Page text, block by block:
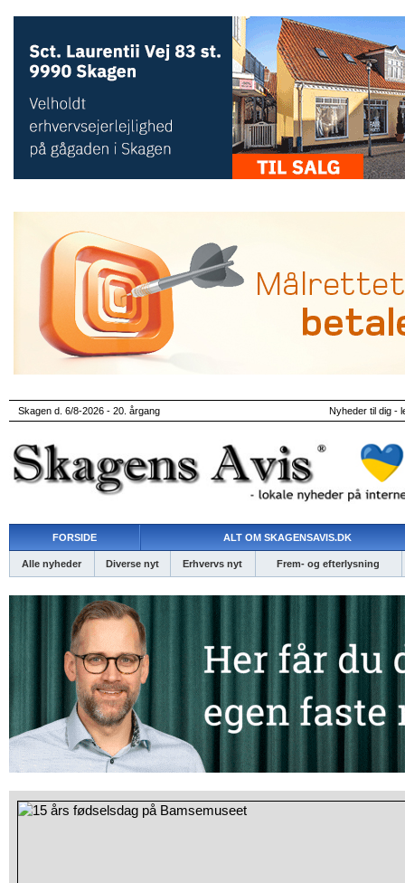
Skagen d. 6/8-2026 - 20. årgang Nyheder til dig -
FORSIDE ALT OM SKAGENSAVIS.DK
Alle nyheder Diverse nyt Erhvervs nyt Frem- og efterlysning